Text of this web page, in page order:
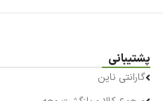
پشتیبانی
گارانتی ناین